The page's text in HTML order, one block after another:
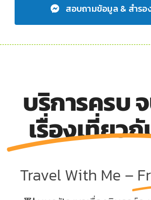
สอบถามข้อมูล & สำรอ
บริการครบ
เรื่องเที่ยวกั
Travel With Me –